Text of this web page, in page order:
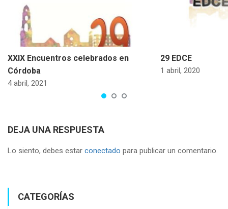
XXIX Encuentros celebrados en
Córdoba
4 abril, 2021
29 EDCE
1 abril, 2020
DEJA UNA RESPUESTA
Lo siento, debes estar conectado para publicar un comentario.
CATEGORÍAS